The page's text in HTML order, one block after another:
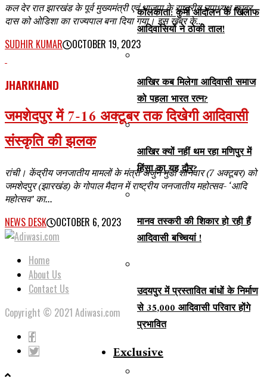
कोलकाता: कुर्मी आंदोलन के खिलाफ
आदिवासियों ने ठोकी ताल!
आखिर कब मिलेगा आदिवासी समाज
को पहला भारत रत्न?
आखिर क्यों नहीं थम रहा मणिपुर में
हिंसा का यह दौर?
मानव तस्करी की शिकार हो रही हैं
आदिवासी बच्चियां !
उदयपुर में प्रस्तावित बांधों के निर्माण
से 35,000 आदिवासी परिवार होंगे
प्रभावित
Exclusive
कल देर रात झारखंड के पूर्व मुख्यमंत्री एवं भाजपा के राष्ट्रीय उपाध्यक्ष रघुबर
दास को ओडिशा का राज्यपाल बना दिया गया। इस खबर के...
SUDHIR KUMAR OCTOBER 19, 2023
JHARKHAND
जमशेदपुर में 7-16 अक्टूबर तक दिखेगी आदिवासी
संस्कृति की झलक
रांची। केंद्रीय जनजातीय मामलों के मंत्री अर्जुन मुंडा शनिवार (7 अक्टूबर) को
जमशेदपुर (झारखंड) के गोपाल मैदान में राष्ट्रीय जनजातीय महोत्सव- ‘आदि
महोत्सव’ का...
NEWS DESK OCTOBER 6, 2023
Home
About Us
Contact Us
Copyright © 2021 Adiwasi.com